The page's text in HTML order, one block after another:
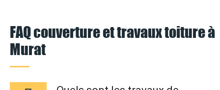
FAQ couverture et travaux toiture à
Murat